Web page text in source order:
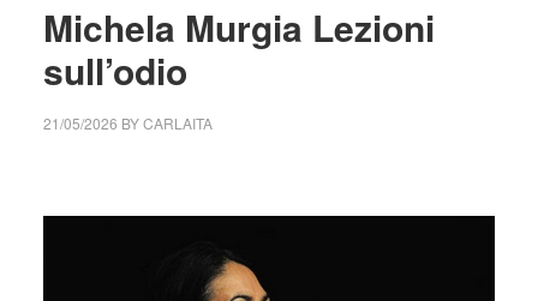
Michela Murgia Lezioni
sull’odio
21/05/2026 BYCARLAITA